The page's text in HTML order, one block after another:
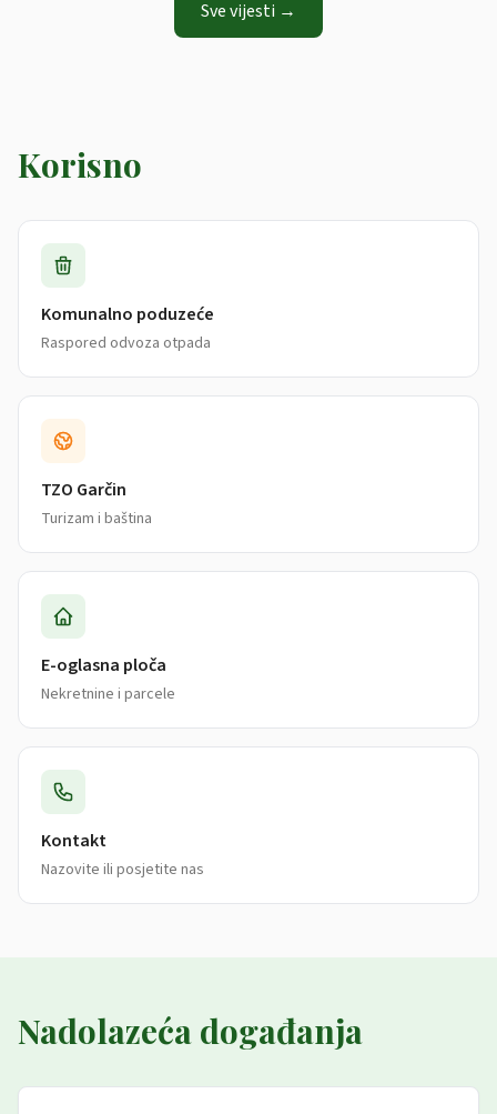
Sve vijesti →
Korisno
Komunalno poduzeće
Raspored odvoza otpada
TZO Garčin
Turizam i baština
E-oglasna ploča
Nekretnine i parcele
Kontakt
Nazovite ili posjetite nas
Nadolazeća događanja